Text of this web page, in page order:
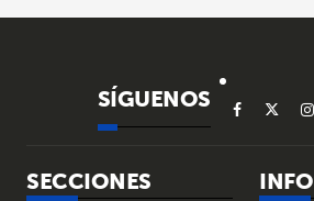
SÍGUENOS
SECCIONES INFO